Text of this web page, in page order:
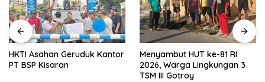
HKTI Asahan Geruduk Kantor
PT BSP Kisaran
Menyambut HUT ke-81 RI
2026, Warga Lingkungan 3
TSM III Gotroy